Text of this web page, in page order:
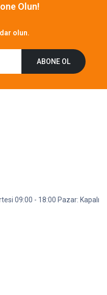
Olun!
olun.
ABONE OL
09:00 - 18:00 Pazar: Kapalı